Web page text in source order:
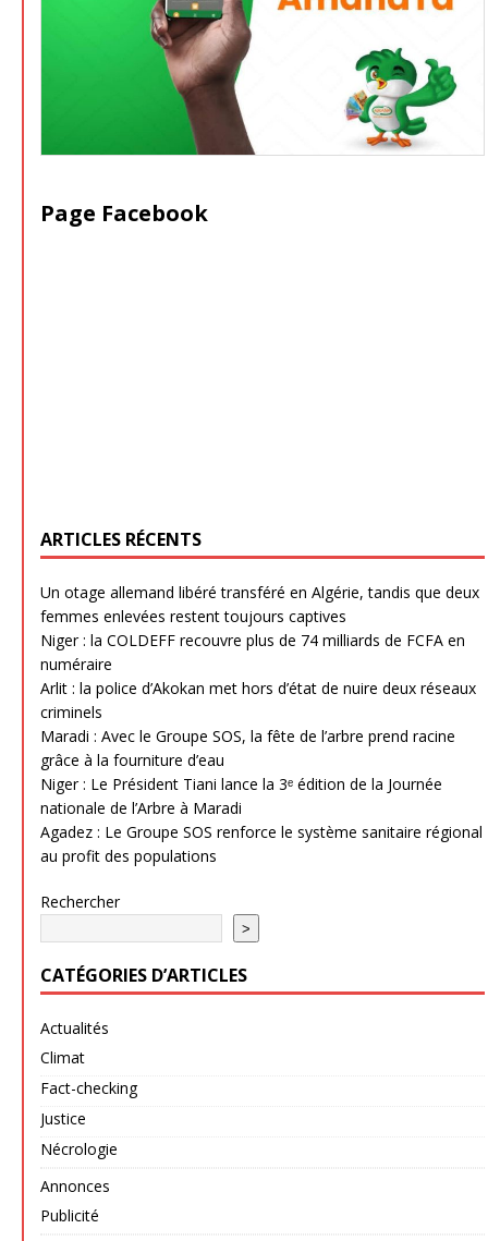
Page Facebook
ARTICLES RÉCENTS
Un otage allemand libéré transféré en Algérie, tandis que deux
femmes enlevées restent toujours captives
Niger : la COLDEFF recouvre plus de 74 milliards de FCFA en
numéraire
Arlit : la police d’Akokan met hors d’état de nuire deux réseaux
criminels
Maradi : Avec le Groupe SOS, la fête de l’arbre prend racine
grâce à la fourniture d’eau
Niger : Le Président Tiani lance la 3ᵉ édition de la Journée
nationale de l’Arbre à Maradi
Agadez : Le Groupe SOS renforce le système sanitaire régional
au profit des populations
Rechercher
>
CATÉGORIES D’ARTICLES
Actualités
Climat
Fact-checking
Justice
Nécrologie
Annonces
Publicité